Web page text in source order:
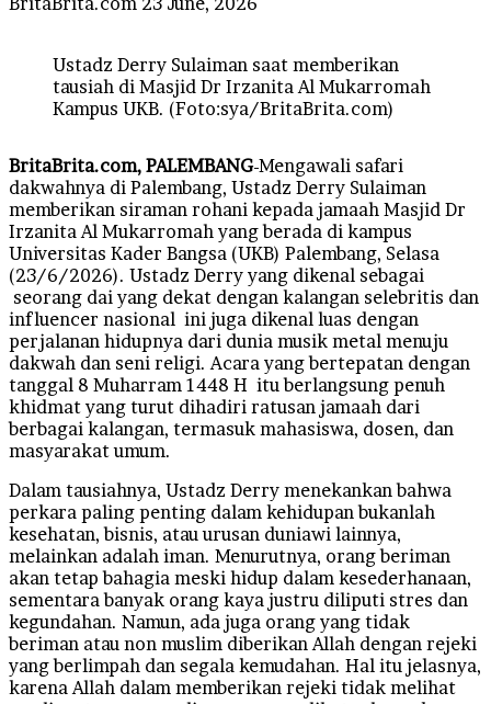
Ustadz Derry Sulaiman saat memberikan
tausiah di Masjid Dr Irzanita Al Mukarromah
Kampus UKB. (Foto:sya/BritaBrita.com)
BritaBrita.com, PALEMBANG-Mengawali safari
dakwahnya di Palembang, Ustadz Derry Sulaiman
memberikan siraman rohani kepada jamaah Masjid Dr
Irzanita Al Mukarromah yang berada di kampus
Universitas Kader Bangsa (UKB) Palembang, Selasa
(23/6/2026). Ustadz Derry yang dikenal sebagai
seorang dai yang dekat dengan kalangan selebritis dan
influencer nasional ini juga dikenal luas dengan
perjalanan hidupnya dari dunia musik metal menuju
dakwah dan seni religi. Acara yang bertepatan dengan
tanggal 8 Muharram 1448 H itu berlangsung penuh
khidmat yang turut dihadiri ratusan jamaah dari
berbagai kalangan, termasuk mahasiswa, dosen, dan
masyarakat umum.
Dalam tausiahnya, Ustadz Derry menekankan bahwa
perkara paling penting dalam kehidupan bukanlah
kesehatan, bisnis, atau urusan duniawi lainnya,
melainkan adalah iman. Menurutnya, orang beriman
akan tetap bahagia meski hidup dalam kesederhanaan,
sementara banyak orang kaya justru diliputi stres dan
kegundahan. Namun, ada juga orang yang tidak
beriman atau non muslim diberikan Allah dengan rejeki
yang berlimpah dan segala kemudahan. Hal itu jelasnya,
karena Allah dalam memberikan rejeki tidak melihat